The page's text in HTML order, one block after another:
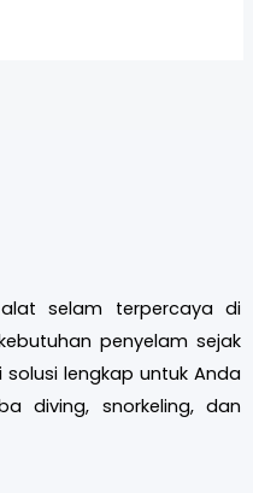
selam terpercaya di
penyelam sejak
solusi lengkap untuk Anda
diving, snorkeling, dan